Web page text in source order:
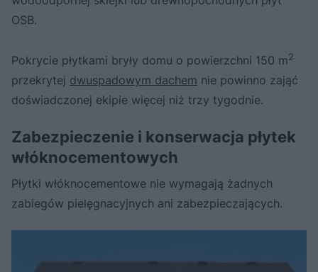
OSB.
Pokrycie płytkami bryły domu o powierzchni 150 m2
przekrytej dwuspadowym dachem nie powinno zająć
doświadczonej ekipie więcej niż trzy tygodnie.
Zabezpieczenie i konserwacja płytek
włóknocementowych
Płytki włóknocementowe nie wymagają żadnych
zabiegów pielęgnacyjnych ani zabezpieczających.